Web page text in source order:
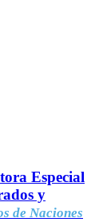
Especial
y
de Naciones